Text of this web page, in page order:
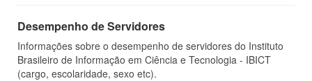
Desempenho de Servidores
Informações sobre o desempenho de servidores do Instituto
Brasileiro de Informação em Ciência e Tecnologia - IBICT
(cargo, escolaridade, sexo etc).